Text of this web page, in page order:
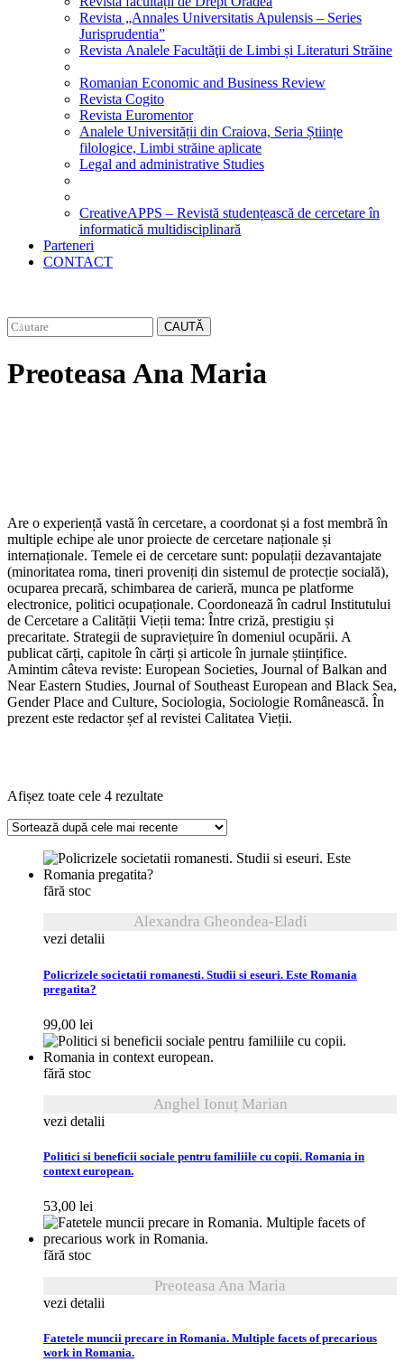
Revista „Annales Universitatis Apulensis – Series
Jurisprudentia”
Revista Analele Facultăţii de Limbi și Literaturi Străine
Romanian Economic and Business Review
Revista Cogito
Revista Euromentor
Analele Universității din Craiova, Seria Științe
filologice, Limbi străine aplicate
Legal and administrative Studies
CreativeAPPS – Revistă studențească de cercetare în
informatică multidisciplinară
Parteneri
CONTACT
CAUTĂ
Preoteasa Ana Maria
Are o experiență vastă în cercetare, a coordonat și a fost membră în
multiple echipe ale unor proiecte de cercetare naționale și
internaționale. Temele ei de cercetare sunt: populații dezavantajate
(minoritatea roma, tineri proveniți din sistemul de protecție socială),
ocuparea precară, schimbarea de carieră, munca pe platforme
electronice, politici ocupaționale. Coordonează în cadrul Institutului
de Cercetare a Calității Vieții tema: Între criză, prestigiu și
precaritate. Strategii de supraviețuire în domeniul ocupării. A
publicat cărți, capitole în cărți și articole în jurnale științifice.
Amintim câteva reviste: European Societies, Journal of Balkan and
Near Eastern Studies, Journal of Southeast European and Black Sea,
Gender Place and Culture, Sociologia, Sociologie Românească. În
prezent este redactor șef al revistei Calitatea Vieții.
Afișez toate cele 4 rezultateSortat
cele
recente
fără stoc
Alexandra Gheondea-Eladi
vezi detalii
Policrizele societatii romanesti. Studii si eseuri. Este Romania
pregatita?
99,00 lei
fără stoc
Anghel Ionuț Marian
vezi detalii
Politici si beneficii sociale pentru familiile cu copii. Romania in
context european.
53,00 lei
fără stoc
Preoteasa Ana Maria
vezi detalii
Fatetele muncii precare in Romania. Multiple facets of precarious
work in Romania.